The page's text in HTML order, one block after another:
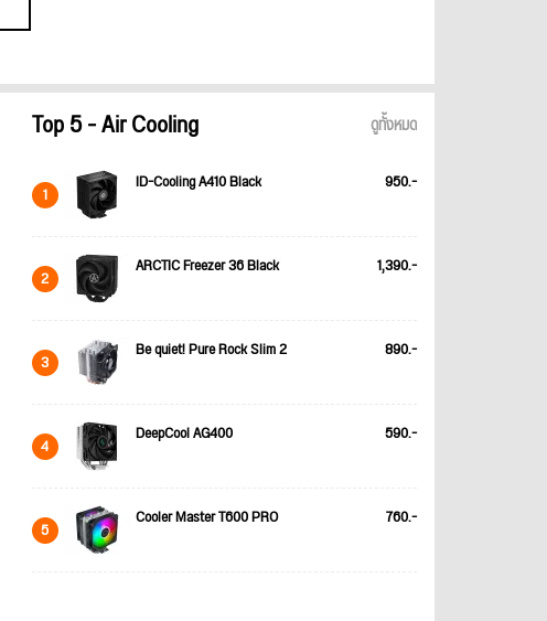
Top 5 - Air Cooling ดูทั้งหมด
1 ID-Cooling A410 Black 950.-
2 ARCTIC Freezer 36 Black 1,390.-
3 Be quiet! Pure Rock Slim 2 890.-
4 DeepCool AG400 590.-
5 Cooler Master T600 PRO 760.-